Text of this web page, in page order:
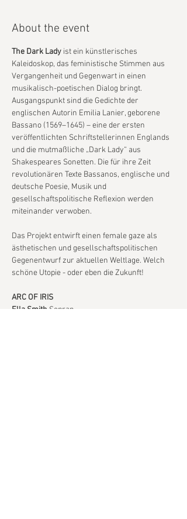
About the event
The Dark Lady ist ein künstlerisches
Kaleidoskop, das feministische Stimmen aus
Vergangenheit und Gegenwart in einen
musikalisch-poetischen Dialog bringt.
Ausgangspunkt sind die Gedichte der
englischen Autorin Emilia Lanier, geborene
Bassano (1569–1645) – eine der ersten
veröffentlichten Schriftstellerinnen Englands
und die mutmaßliche „Dark Lady“ aus
Shakespeares Sonetten. Die für ihre Zeit
revolutionären Texte Bassanos, englische und
deutsche Poesie, Musik und
gesellschaftspolitische Reflexion werden
miteinander verwoben.
Das Projekt entwirft einen female gaze als
ästhetischen und gesellschaftspolitischen
Gegenentwurf zur aktuellen Weltlage. Welch
schöne Utopie - oder eben die Zukunft!
ARC OF IRIS
Ella Smith Sopran